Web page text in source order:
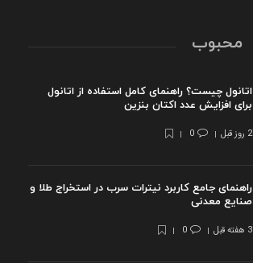
محبوب
اتانول چیست؟ راهنمای کامل استفاده از اتانول
برای افزایش عدد اکتان بنزین
2 روز قبل 0
راهنمای جامع کاربرد نیترات سرب در استخراج طلا و
صنایع معدنی
3 هفته قبل 0